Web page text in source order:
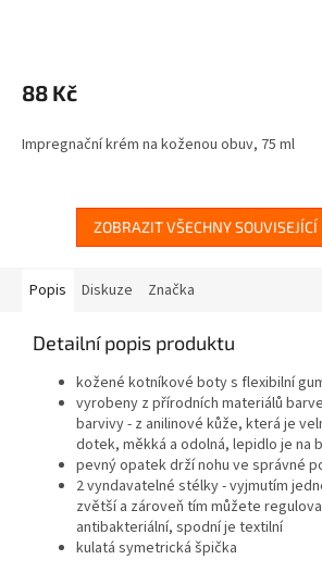
88 Kč
Impregnační krém na koženou obuv, 75 ml
ZOBRAZIT VŠECHNY SOUVISEJÍCÍ
Popis Diskuze Značka
Detailní popis produktu
kožené kotníkové boty s flexibilní
vyrobeny z přírodních materiálů
barvivy - z anilinové kůže, která je
dotek, měkká a odolná, lepidlo je na
pevný opatek drží nohu ve správné
2 vyndavatelné stélky - vyjmutím
zvětší a zároveň tím můžete
antibakteriální, spodní je textilní
kulatá symetrická špička